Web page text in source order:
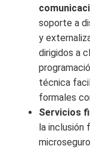
soporte a
y
dirigidos a
técnica
formales
Servicios
la inclusión